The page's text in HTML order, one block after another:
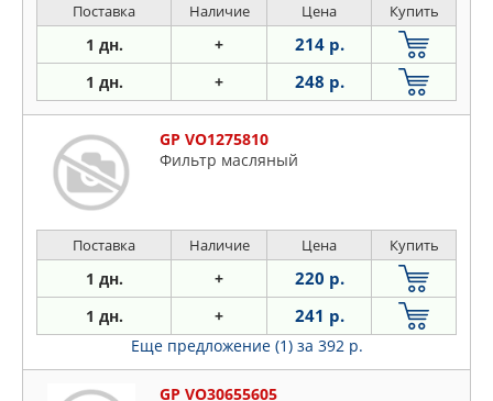
Поставка Наличие Цена Купить
1 дн. + 214 р.
1 дн. + 248 р.
GP VO1275810
Фильтр масляный
Поставка Наличие Цена Купить
1 дн. + 220 р.
1 дн. + 241 р.
Еще предложение (1) за 392 р.
GP VO30655605